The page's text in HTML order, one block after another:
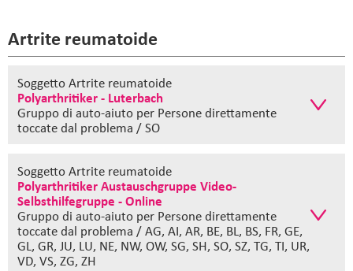
Artrite reumatoide
Soggetto Artrite reumatoide
Polyarthritiker - Luterbach
Gruppo di auto-aiuto per Persone direttamente
toccate dal problema / SO
Soggetto Artrite reumatoide
Polyarthritiker Austauschgruppe Video-
Selbsthilfegruppe - Online
Gruppo di auto-aiuto per Persone direttamente
toccate dal problema / AG, AI, AR, BE, BL, BS, FR, GE,
GL, GR, JU, LU, NE, NW, OW, SG, SH, SO, SZ, TG, TI, UR,
VD, VS, ZG, ZH